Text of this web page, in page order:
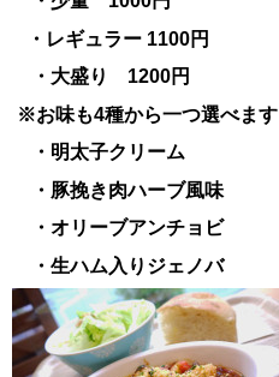
・レギュラー 1100円
・大盛り 1200円
※お味も4種から一つ選べます
・明太子クリーム
・豚挽き肉ハーブ風味
・オリーブアンチョビ
・生ハム入りジェノバ